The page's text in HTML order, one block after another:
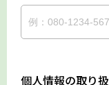
個人情報の取り